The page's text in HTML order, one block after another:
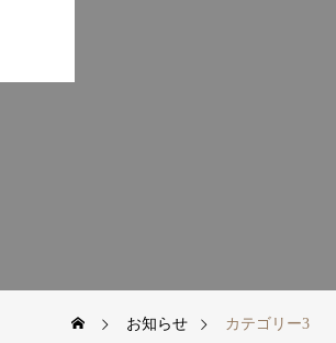
お知らせ カテゴリー3